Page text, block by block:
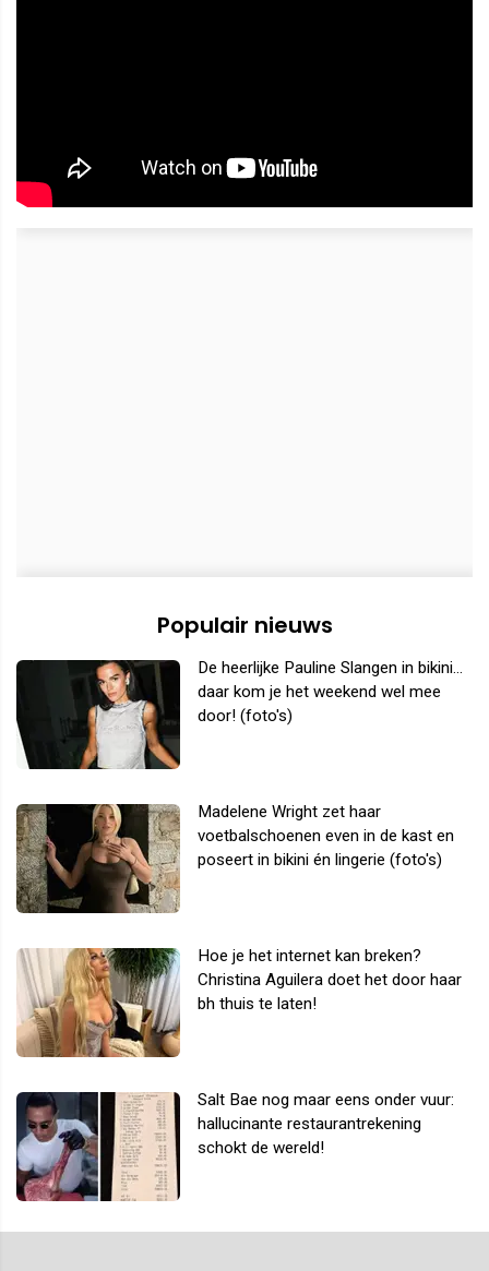
Populair nieuws
De heerlijke Pauline Slangen in bikini...
daar kom je het weekend wel mee
door! (foto's)
Madelene Wright zet haar
voetbalschoenen even in de kast en
poseert in bikini én lingerie (foto's)
Hoe je het internet kan breken?
Christina Aguilera doet het door haar
bh thuis te laten!
Salt Bae nog maar eens onder vuur:
hallucinante restaurantrekening
schokt de wereld!